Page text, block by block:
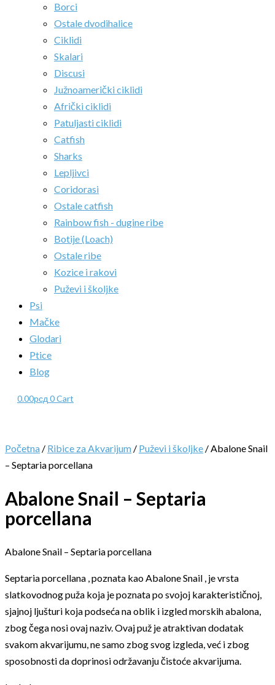
Borci
Ostale dvodihalice
Ciklidi
Skalari
Discusi
Južnoamerički ciklidi
Afrički ciklidi
Patuljasti ciklidi
Catfish
Sharks
Lepljivci
Coridorasi
Ostale catfish
Rainbow fish - dugine ribe
Botije (Loach)
Ostale ribe
Kozice i rakovi
Puževi i školjke
Psi
Mačke
Glodari
Ptice
Blog
0.00рсд 0Cart
Početna / Ribice za Akvarijum / Puževi i školjke / Abalone Snail
– Septaria porcellana
Abalone Snail – Septaria
porcellana
Abalone Snail – Septaria porcellana
Septaria porcellana , poznata kao Abalone Snail , je vrsta
slatkovodnog puža koja je poznata po svojoj karakterističnoj,
sjajnoj ljušturi koja podseća na oblik i izgled morskih abalona,
zbog čega nosi ovaj naziv. Ovaj puž je atraktivan dodatak
svakom akvarijumu, ne samo zbog svog izgleda, već i zbog
sposobnosti da doprinosi održavanju čistoće akvarijuma.